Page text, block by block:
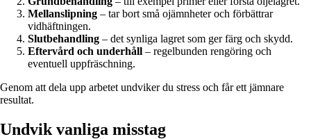
Mellanslipning – tar bort små ojämnheter och förbättrar
vidhäftningen.
Slutbehandling – det synliga lagret som ger färg och skydd.
Eftervård och underhåll – regelbunden rengöring och
eventuell uppfräschning.
Genom att dela upp arbetet undviker du stress och får ett jämnare
resultat.
Undvik vanliga misstag